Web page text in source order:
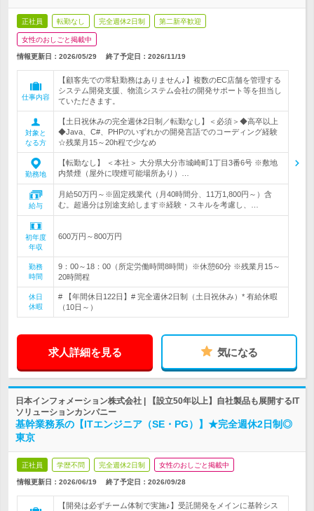
正社員 転勤なし 完全週休2日制 第二新卒歓迎
女性のおしごと掲載中
情報更新日：2026/05/29 終了予定日： 2026/11/19
仕事内容
【顧客先での常駐勤務はありません♪】複数のEC店舗を管理する
システム開発支援、物流システム会社の開発サポート等を担当し
ていただきます。
対象と
なる方
【土日祝休みの完全週休2日制／転勤なし】＜必須＞◆高卒以上
◆Java、C#、PHPのいずれかの開発言語でのコーディング経験
☆残業月15～20h程で少なめ
勤務地
【転勤なし】 ＜本社＞ 大分県大分市城崎町1丁目3番6号 ※敷地
内禁煙（屋外に喫煙可能場所あり）…
給与
月給50万円～※固定残業代（月40時間分、11万1,800円～）含
む。超過分は別途支給します※経験・スキルを考慮し、…
初年度
年収
600万円～800万円
勤務
時間
9：00～18：00（所定労働時間8時間）※休憩60分 ※残業月15～
20時間程
休日
休暇
# 【年間休日122日】# 完全週休2日制（土日祝休み）* 有給休暇
（10日～）
求人詳細を見る 気になる
日本インフォメーション株式会社 | 【設立50年以上】自社製品も展開するIT
ソリューションカンパニー
基幹業務系の【ITエンジニア（SE・PG）】★完全週休2日制◎
東京
正社員 学歴不問 完全週休2日制 女性のおしごと掲載中
情報更新日：2026/06/19 終了予定日： 2026/09/28
【開発は必ずチーム体制で実施♪】受託開発をメインに基幹シス